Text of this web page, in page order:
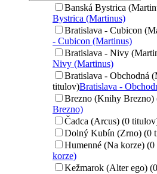
Banská Bystrica
Bystrica (Martinus)
Bratislava - Cubicon
- Cubicon (Martinus)
Bratislava - Nivy
Nivy (Martinus)
Bratislava - Obchodná
titulov)Bratislava -
Brezno (Knihy Brezno)
Brezno)
Čadca (Arcus) (0
Dolný Kubín (Zrno) (0
Humenné (Na korze)
korze)
Kežmarok (Alter ego)